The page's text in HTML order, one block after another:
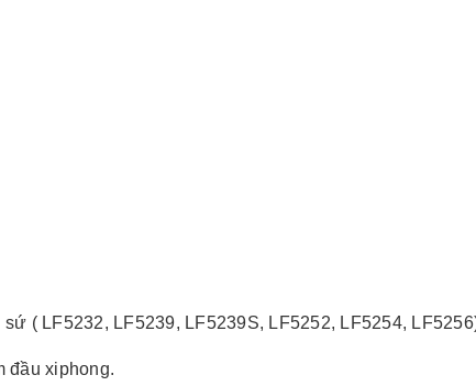
( LF5232, LF5239, LF5239S, LF5252, LF5254,
đầu xiphong.